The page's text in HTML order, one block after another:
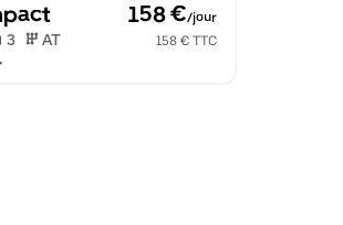
158 €/jour
3 AT
158 € TTC
•